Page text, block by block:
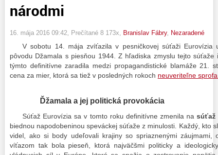
národmi
16. mája 2016 09:42 , Prečítané 8 173x, Branislav Fábry, Nezaradené
V sobotu 14. mája zvíťazila v pesničkovej súťaži Eurovízia
pôvodu Džamala s piesňou 1944. Z hľadiska zmyslu tejto
týmto definitívne zaradila medzi propagandistické blamáže 21.
cena za mier, ktorá sa tiež v posledných rokoch neuveriteľne
Ďžamala a jej politická provokácia
Súťaž Eurovízia sa v tomto roku definitívne zmenila nasúťaž
biednou napodobeninou speváckej súťaže z minulosti. Každý, kto
videl, ako si body udeľovali krajiny so spriaznenými záujmami,
víťazom tak bola pieseň, ktorá najväčšmi politicky a